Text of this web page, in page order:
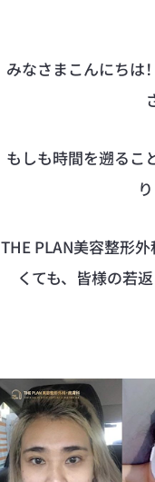
みなさまこんにちは
もしも時間を遡るこ
THE PLAN美容整形
くても、皆様の若